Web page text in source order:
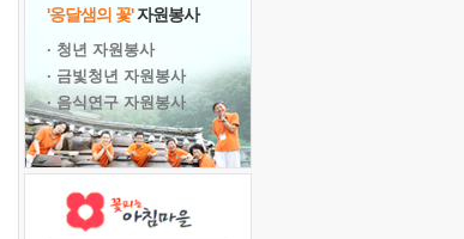
'옹달샘의 꽃'자원봉사
· 청년 자원봉사
· 금빛청년 자원봉사
· 음식연구 자원봉사